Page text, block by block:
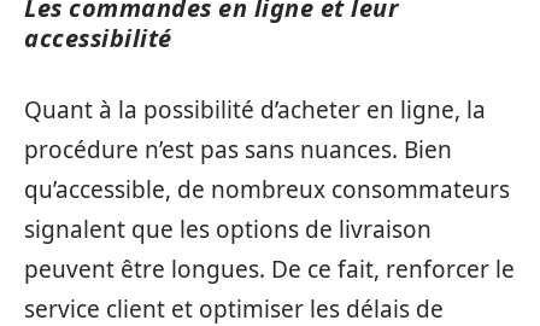
Les commandes en ligne et leur
accessibilité
Quant à la possibilité d’acheter en ligne, la
procédure n’est pas sans nuances. Bien
qu’accessible, de nombreux consommateurs
signalent que les options de livraison
peuvent être longues. De ce fait, renforcer le
service client et optimiser les délais de